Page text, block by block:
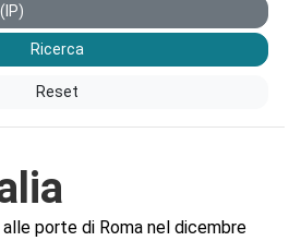
Ricerca
Reset
porte di Roma nel dicembre